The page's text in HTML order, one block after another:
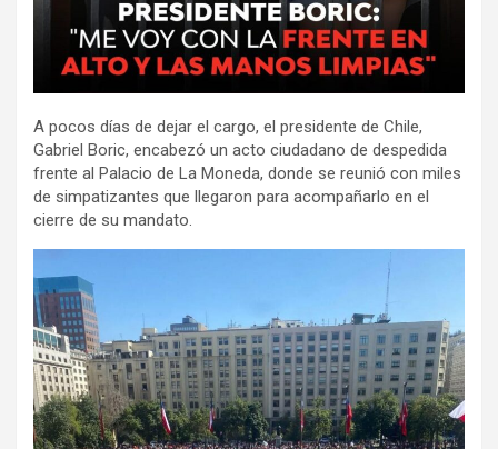
A pocos días de dejar el cargo, el presidente de Chile,
Gabriel Boric, encabezó un acto ciudadano de despedida
frente al Palacio de La Moneda, donde se reunió con miles
de simpatizantes que llegaron para acompañarlo en el
cierre de su mandato.